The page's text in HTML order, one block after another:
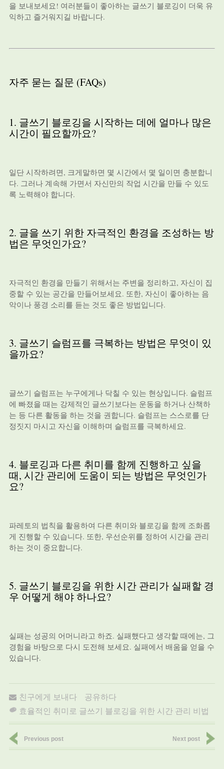
을 보내보세요! 여러분들이 좋아하는 글쓰기 블로깅이 더욱 유
익하고 즐거워지길 바랍니다.
자주 묻는 질문 (FAQs)
1. 글쓰기 블로깅을 시작하는 데에 얼마나 많은
시간이 필요할까요?
일단 시작하려면, 크게말하면 몇 시간에서 몇 일이면 충분합니
다. 그러나 계속해 가면서 자신만의 작업 시간을 만들 수 있도
록 노력해야 합니다.
2. 글을 쓰기 위한 자극적인 환경을 조성하는 방
법은 무엇인가요?
자극적인 환경을 만들기 위해서는 주변을 정리하고, 자신이 집
중할 수 있는 공간을 만들어보세요. 또한, 자신이 좋아하는 음
악이나 풍경 소리를 듣는 것도 좋은 방법입니다.
3. 글쓰기 슬럼프를 극복하는 방법은 무엇이 있
을까요?
글쓰기 슬럼프는 누구에게나 닥칠 수 있는 현상입니다. 슬럼프
에 빠졌을 때는 강제적인 글쓰기보다는 운동을 하거나 산책하
는 등 다른 활동을 하는 것을 권합니다. 슬럼프는 스스로를 단
정짓지 마시고 자신을 이해하며 슬럼프를 극복하세요.
4. 블로깅과 다른 취미를 함께 진행하고 싶을
때, 시간 관리에 도움이 되는 방법은 무엇인가
요?
파레토의 법칙을 활용하여 다른 취미와 블로깅을 함께 조화롭
게 진행할 수 있습니다. 또한, 우선순위를 정하여 시간을 관리
하는 것이 중요합니다.
5. 글쓰기 블로깅을 위한 시간 관리가 실패할 경
우 어떻게 해야 하나요?
실패는 성공의 어머니라고 하죠. 실패했다고 생각할 때에는, 그
경험을 바탕으로 다시 도전해 보세요. 실패에서 배움을 얻을 수
있습니다.
친구에게 보내다
공유하다
효율적인 취미로 글쓰기 블로깅을 위한 시간 관리 비법
Previous post Next post